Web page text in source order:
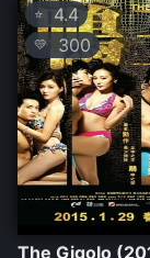
⭐4.4
💛 300
The Gigolo